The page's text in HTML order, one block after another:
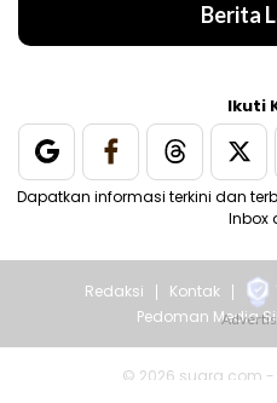
Berita
Ikuti
Dapatkan informasi terkini dan
Inbox
Redaksi Kontak
Pedoman Media
© 2026 suara.com -